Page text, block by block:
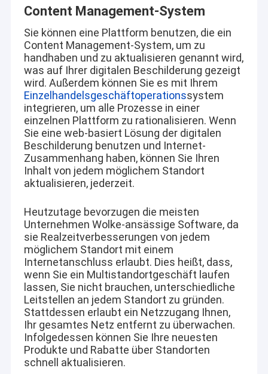
Haus
Produkte
Videos
Über uns
Fabrik-Ausflug
Qualitätskontrolle
Treten Sie mit uns in Verbindung
Nachrichten
Jetzt Chatten
Fenster LCD-Anzeige
doppelter mit Seiten versehener lcd-Schirm
Content Management-System
Sie können eine Plattform benutzen, die ein
Content Management-System, um zu
handhaben und zu aktualisieren genannt wird,
was auf Ihrer digitalen Beschilderung gezeigt
wird. Außerdem können Sie es mit Ihrem
Einzelhandelsgeschäftoperationssystem
integrieren, um alle Prozesse in einer
einzelnen Plattform zu rationalisieren. Wenn
Sie eine web-basiert Lösung der digitalen
Beschilderung benutzen und Internet-
Zusammenhang haben, können Sie Ihren
Inhalt von jedem möglichem Standort
aktualisieren, jederzeit.
Heutzutage bevorzugen die meisten
Unternehmen Wolke-ansässige Software, da
sie Realzeitverbesserungen von jedem
möglichem Standort mit einem
Internetanschluss erlaubt. Dies heißt, dass,
wenn Sie ein Multistandortgeschäft laufen
lassen, Sie nicht brauchen, unterschiedliche
Leitstellen an jedem Standort zu gründen.
Stattdessen erlaubt ein Netzzugang Ihnen,
Ihr gesamtes Netz entfernt zu überwachen.
Infolgedessen können Sie Ihre neuesten
Produkte und Rabatte über Standorten
schnell aktualisieren.
Shenzhen XinXiongHui Technology Co., LTD.
Wer ist ein ISO9001 & 14001 zertifiziert und nationale
High-Tech-Unternehmen Fokus auf die Entwicklung,
Produktion und Verkauf von LCD-Modulen mit hoher
Helligkeit;
Besitzt 20+ Patente, 4.000 Quadratmeter Fabrik und
Helligkeit LCD-Displays
Unser Team nahm an der Erforschung und Entwicklung der
ersten Generation von LCD-Panels in China teil.
und verfügt über eine 10-jährige Erfahrung in der
Entwicklung von LED-Hintergrundbeleuchtungsmodulen
mit hoher Helligkeit;
Langjährige Erfahrung in der Anwendung von
Hochhelligkeitsanwendungen im Außenbereich.
Die wichtigsten Anwendungen sind die Verwendung von
LCD-Bildschirmen mit hoher Helligkeit für